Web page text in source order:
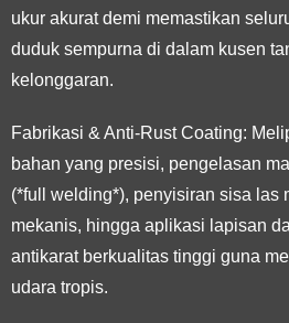
ukur akurat demi memastikan
duduk sempurna di dalam kusen
kelonggaran.
Fabrikasi & Anti-Rust Coating:
bahan yang presisi, pengelasan
(*full welding*), penyisiran sisa las
mekanis, hingga aplikasi lapisan
antikarat berkualitas tinggi guna
udara tropis.